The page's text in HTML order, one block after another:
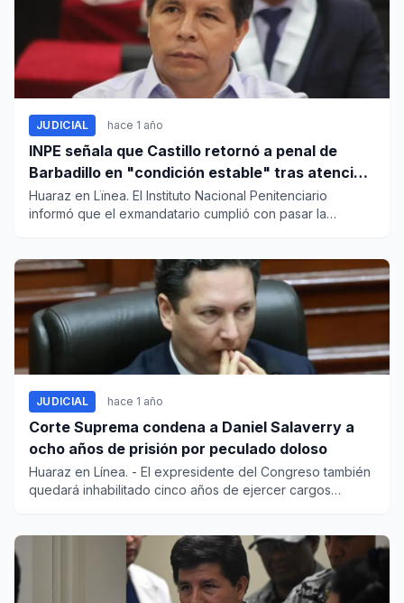
JUDICIAL hace 1 año
INPE señala que Castillo retornó a penal de
Barbadillo en "condición estable" tras atención
médica
Huaraz en Lïnea. El Instituto Nacional Penitenciario
informó que el exmandatario cumplió con pasar la
JUDICIAL hace 1 año
Corte Suprema condena a Daniel Salaverry a
ocho años de prisión por peculado doloso
Huaraz en Línea. - El expresidente del Congreso también
quedará inhabilitado cinco años de ejercer cargos